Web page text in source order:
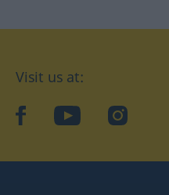
Visit us at:
facebookYouTubeInstagram